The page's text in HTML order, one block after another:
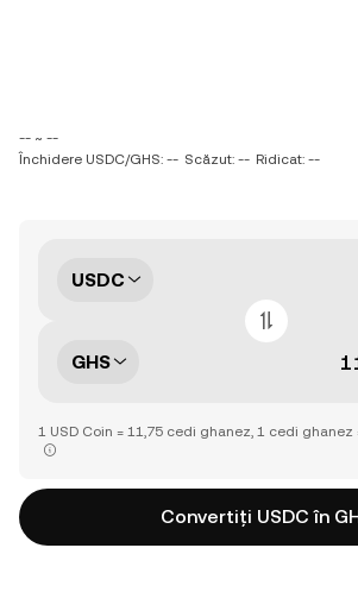
-- ~ --
Închidere USDC/GHS: -- Scăzut: -- Ridicat: --
USDC
GHS
1 USD Coin = 11,75 cedi ghanez, 1 cedi ghanez
Convertiți USDC în